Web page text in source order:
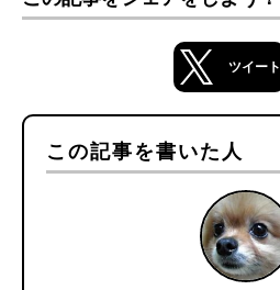
ツイート
この記事を書いた人